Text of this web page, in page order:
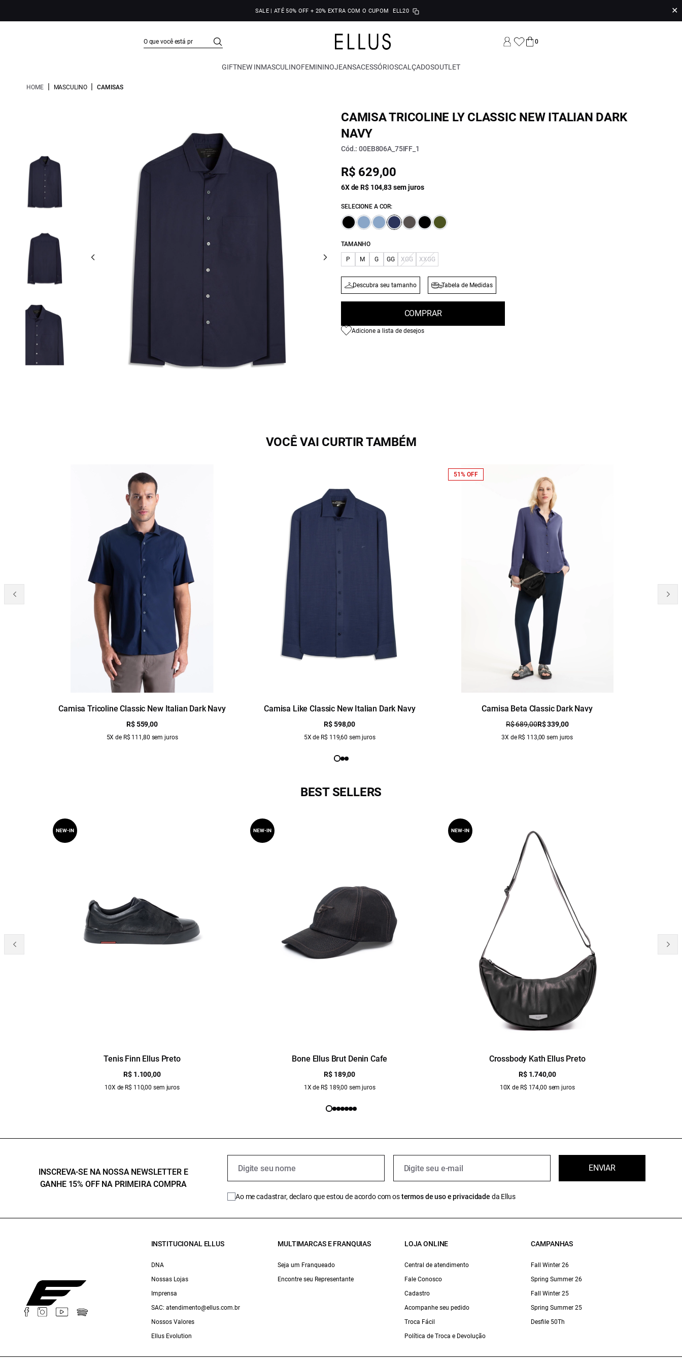
SALE | ATÉ 50% OFF + 20% EXTRA COM O CUPOM ELL20 ✕
0
GIFTNEW INMASCULINOFEMININOJEANSACESSÓRIOSCALÇADOSOUTLET
HOME | MASCULINO | CAMISAS
CAMISA TRICOLINE LY CLASSIC NEW ITALIAN DARK
NAVY
Cód.: 00EB806A_75IFF_1
R$ 629,00
6X de R$ 104,83 sem juros
SELECIONE A COR:
TAMANHO
P M G GG XGG XXGG
Descubra seu tamanho Tabela de Medidas
COMPRAR
Adicione a lista de desejos
VOCÊ VAI CURTIR TAMBÉM
Camisa Tricoline Classic New Italian Dark Navy
R$ 559,00
5X de R$ 111,80 sem juros
Camisa Like Classic New Italian Dark Navy
R$ 598,00
5X de R$ 119,60 sem juros
Camisa Beta Classic Dark Navy
R$ 689,00R$ 339,00
3X de R$ 113,00 sem juros
51% OFF
BEST SELLERS
Tenis Finn Ellus Preto
R$ 1.100,00
10X de R$ 110,00 sem juros
NEW-IN
Bone Ellus Brut Denin Cafe
R$ 189,00
1X de R$ 189,00 sem juros
NEW-IN
Crossbody Kath Ellus Preto
R$ 1.740,00
10X de R$ 174,00 sem juros
NEW-IN
INSCREVA-SE NA NOSSA NEWSLETTER E
GANHE 15% OFF NA PRIMEIRA COMPRA
ENVIAR
Ao me cadastrar, declaro que estou de acordo com ostermos de uso e privacidade da Ellus
INSTITUCIONAL ELLUS
DNA
Nossas Lojas
Imprensa
SAC: atendimento@ellus.com.br
Nossos Valores
Ellus Evolution
MULTIMARCAS E FRANQUIAS
Seja um Franqueado
Encontre seu Representante
LOJA ONLINE
Central de atendimento
Fale Conosco
Cadastro
Acompanhe seu pedido
Troca Fácil
Política de Troca e Devolução
CAMPANHAS
Fall Winter 26
Spring Summer 26
Fall Winter 25
Spring Summer 25
Desfile 50Th